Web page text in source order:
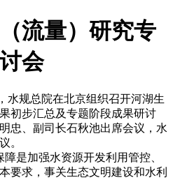
流量）研究专
会
规总院在北京组织召开河湖生
初步汇总及专题阶段成果研讨
忠、副司长石秋池出席会议，水
。
是加强水资源开发利用管控、
要求，事关生态文明建设和水利